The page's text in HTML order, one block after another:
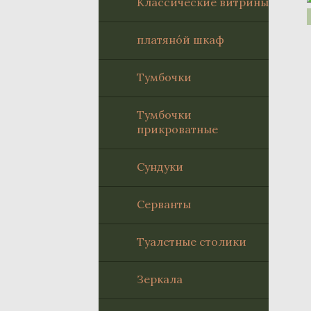
платяно́й шкаф
Тумбочки
Тумбочки
прикроватные
Сундуки
Серванты
Туалетные столики
Зеркала